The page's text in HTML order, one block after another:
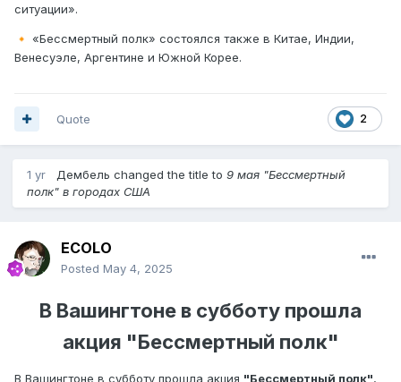
ситуации».
🔸
«Бессмертный полк» состоялся также в Китае, Индии,
Венесуэле, Аргентине и Южной Корее.
2
Quote
1 yr Дембель changed the title to 9 мая "Бессмертный
полк" в городах США
ECOLO
Posted May 4, 2025
В Вашингтоне в субботу прошла
акция "Бессмертный полк"
В Вашингтоне в субботу прошла акция "Бессмертный полк",